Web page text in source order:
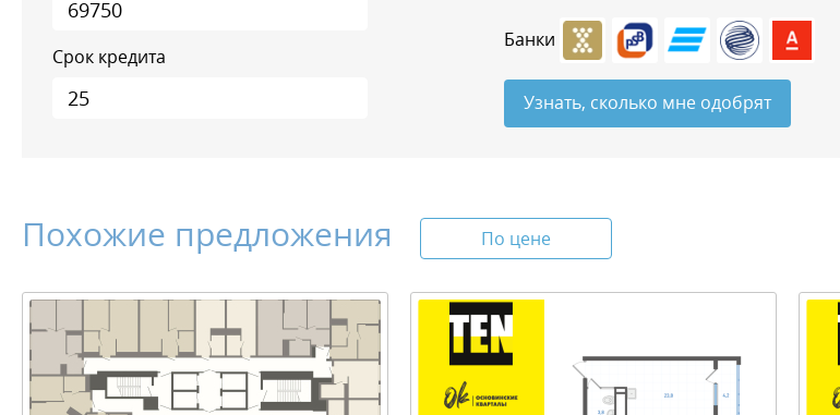
Срок кредита
Банки
Узнать, сколько мне одобрят
Похожие предложения По цене